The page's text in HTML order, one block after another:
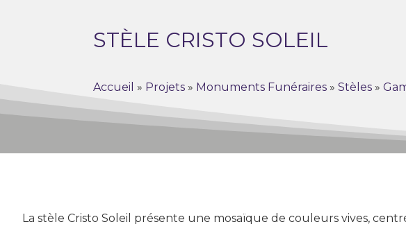
STÈLE CRISTO SOLEIL
Accueil » Projets » Monuments Funéraires »Stèles »
La stèle Cristo Soleil présente une mosaïque de couleurs vives,